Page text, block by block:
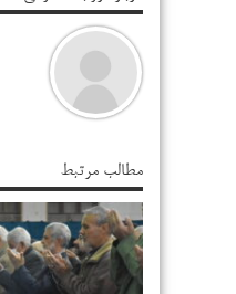
مطالب مرتبط